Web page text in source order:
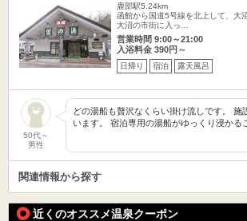
鹿部駅5.24km
函館から国道5号線を北上して、大
大沼の市街に入っ…
営業時間 9:00～21:00
入浴料金 390円～
日帰り 宿泊 露天風呂
50代～
男性
どの湯船も贅沢なくらい掛け流しです。 施
います。 宿泊専用の湯船がゆっくり浸かる
関連情報から探す
近くのオススメ温泉クーポン